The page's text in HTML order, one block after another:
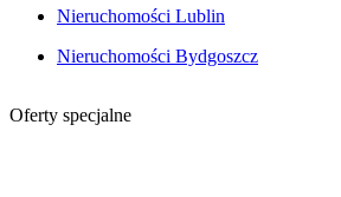
Nieruchomości Lublin
Nieruchomości Bydgoszcz
Oferty specjalne